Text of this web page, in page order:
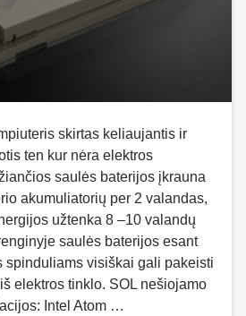
skirtas keliaujantis ir
ten kur nėra elektros
saulės baterijos įkrauna
akumuliatorių per 2 valandas,
užtenka 8 –10 valandų
saulės baterijos esant
spinduliams visiškai gali pakeisti
elektros tinklo. SOL nešiojamo
Intel Atom …